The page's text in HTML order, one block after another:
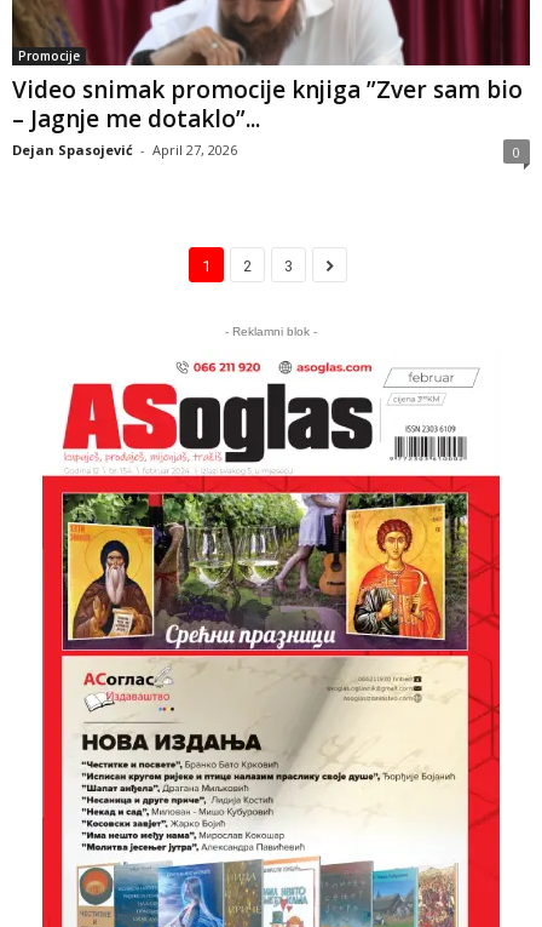
Promocije
Video snimak promocije knjiga ”Zver sam bio
– Jagnje me dotaklo”...
Dejan Spasojević - April 27, 2026 0
1 2 3
- Reklamni blok -